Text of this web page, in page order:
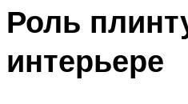
Роль
интерьере